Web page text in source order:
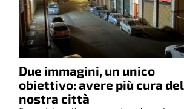
Due immagini, un unico
obiettivo: avere più cura
nostra città